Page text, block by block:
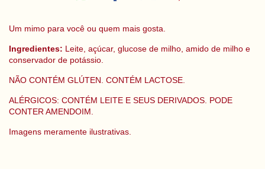
Um mimo para você ou quem mais gosta.
Ingredientes: Leite, açúcar, glucose de milho, amido de milho e
conservador de potássio.
NÃO CONTÉM GLÚTEN. CONTÉM LACTOSE.
ALÉRGICOS: CONTÉM LEITE E SEUS DERIVADOS. PODE
CONTER AMENDOIM.
Imagens meramente ilustrativas.